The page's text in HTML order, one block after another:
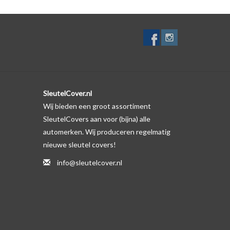
SleutelCover.nl
Wij bieden een groot assortiment
SleutelCovers aan voor (bijna) alle
automerken. Wij produceren regelmatig
nieuwe sleutel covers!
info@sleutelcover.nl